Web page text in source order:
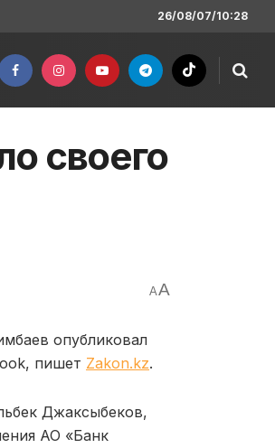
26/08/07/10:28
своего
AA
опубликовал
пишет Zakon.kz.
Джаксыбеков,
АО «Банк